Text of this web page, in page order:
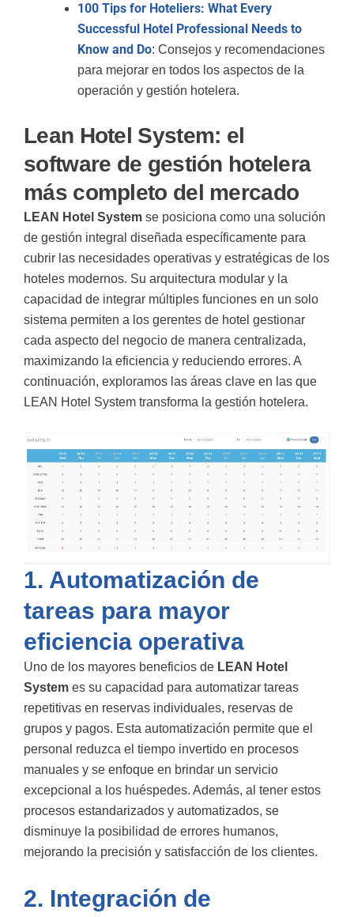
100 Tips for Hoteliers: What Every
Successful Hotel Professional Needs to
Know and Do: Consejos y recomendaciones
para mejorar en todos los aspectos de la
operación y gestión hotelera.
Lean Hotel System: el
software de gestión hotelera
más completo del mercado
LEAN Hotel System se posiciona como una solución
de gestión integral diseñada específicamente para
cubrir las necesidades operativas y estratégicas de los
hoteles modernos. Su arquitectura modular y la
capacidad de integrar múltiples funciones en un solo
sistema permiten a los gerentes de hotel gestionar
cada aspecto del negocio de manera centralizada,
maximizando la eficiencia y reduciendo errores. A
continuación, exploramos las áreas clave en las que
LEAN Hotel System transforma la gestión hotelera.
1. Automatización de
tareas para mayor
eficiencia operativa
Uno de los mayores beneficios de LEAN Hotel
System es su capacidad para automatizar tareas
repetitivas en reservas individuales, reservas de
grupos y pagos. Esta automatización permite que el
personal reduzca el tiempo invertido en procesos
manuales y se enfoque en brindar un servicio
excepcional a los huéspedes. Además, al tener estos
procesos estandarizados y automatizados, se
disminuye la posibilidad de errores humanos,
mejorando la precisión y satisfacción de los clientes.
2. Integración de